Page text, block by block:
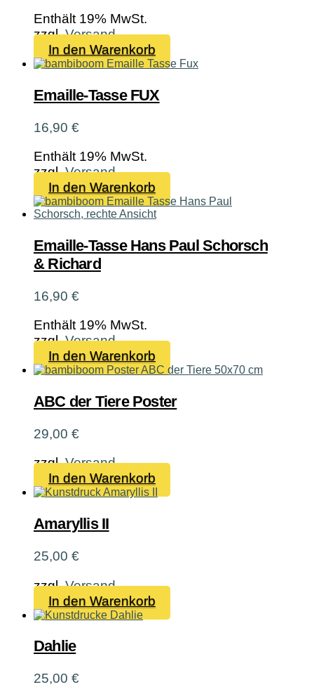
auf
der
Produktseite
gewählt
Enthält 19% MwSt.
zzgl.Versand
In den Warenkorb
Emaille-Tasse FUX
16,90 €
Enthält 19% MwSt.
zzgl.Versand
In den Warenkorb
Emaille-Tasse Hans Paul Schorsch
& Richard
16,90 €
Enthält 19% MwSt.
zzgl.Versand
In den Warenkorb
ABC der Tiere Poster
29,00 €
zzgl.Versand
In den Warenkorb
Amaryllis II
25,00 €
zzgl.Versand
In den Warenkorb
Dahlie
25,00 €